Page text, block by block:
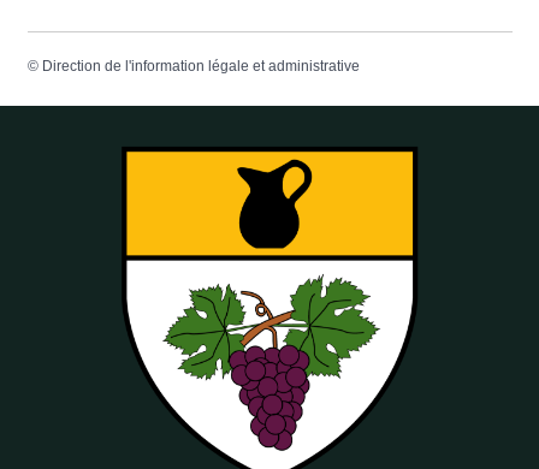
© Direction de l'information légale et administrative